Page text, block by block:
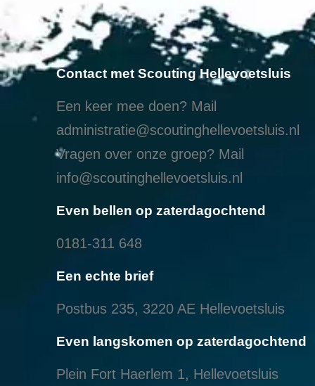
Contact met Scouting Hellevoetsluis
Een keer mee doen? Mail
administratie@scoutinghellevoetsluis.nl
Vragen over onze groep? Mail
info@scoutinghellevoetsluis.nl
Even bellen op zaterdagochtend
0181-311 648
Een echte brief
Postbus 235, 3220 AE Hellevoetsluis
Even langskomen op zaterdagochtend
Plein Fort Haerlem 1, Hellevoetsluis